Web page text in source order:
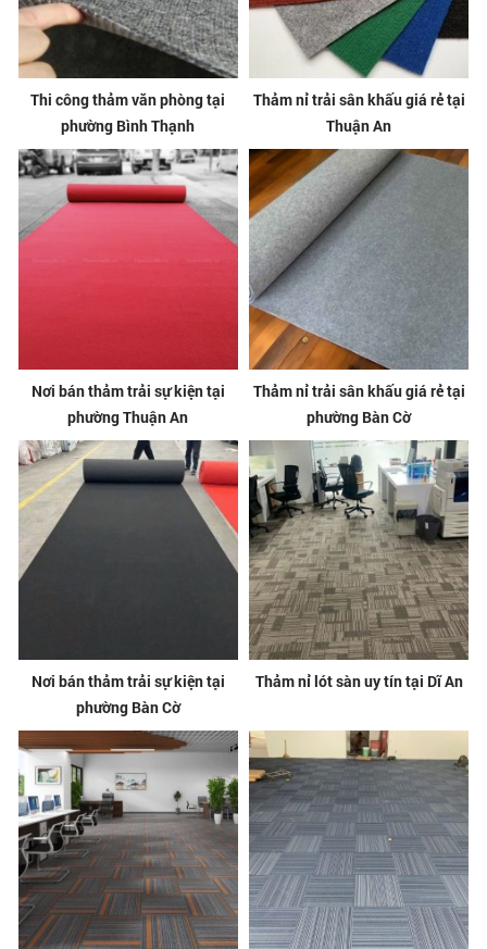
Thi công thảm văn phòng tại
phường Bình Thạnh
Thảm nỉ trải sân khấu giá rẻ tại
Thuận An
Nơi bán thảm trải sự kiện tại
phường Thuận An
Thảm nỉ trải sân khấu giá rẻ tại
phường Bàn Cờ
Nơi bán thảm trải sự kiện tại
phường Bàn Cờ
Thảm nỉ lót sàn uy tín tại Dĩ An